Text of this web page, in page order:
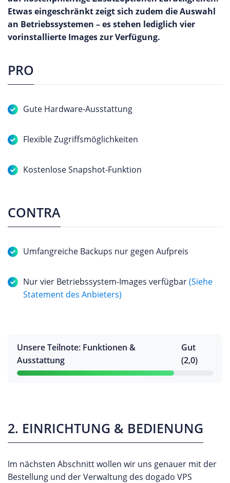
Etwas eingeschränkt zeigt sich zudem die Auswahl
an Betriebssystemen – es stehen lediglich vier
vorinstallierte Images zur Verfügung.
PRO
​​​​​​Gute Hardware-Ausstattung
Flexible Zugriffsmöglichkeiten
Kostenlose Snapshot-Funktion
CONTRA
Umfangreiche Backups nur gegen Aufpreis
Nur vier Betriebssystem-Images verfügbar(Siehe
Statement des Anbieters)
Unsere Teilnote: Funktionen &
Ausstattung
Gut
(2,0)
2. EINRICHTUNG & BEDIENUNG
Im nächsten Abschnitt wollen wir uns genauer mit der
Bestellung und der Verwaltung des dogado VPS